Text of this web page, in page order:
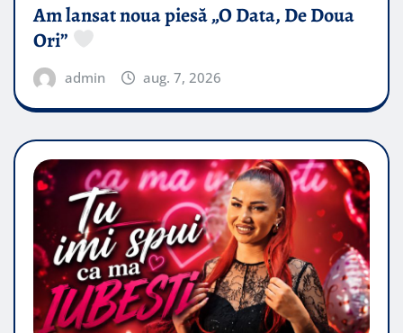
Am lansat noua piesă „O Data, De Doua
Ori”
admin aug. 7, 2026